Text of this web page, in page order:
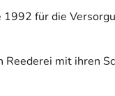
für die
mit ihren